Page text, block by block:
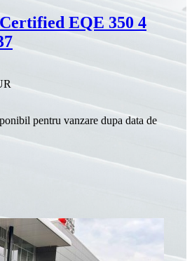
EQE 350 4
pentru vanzare dupa data de